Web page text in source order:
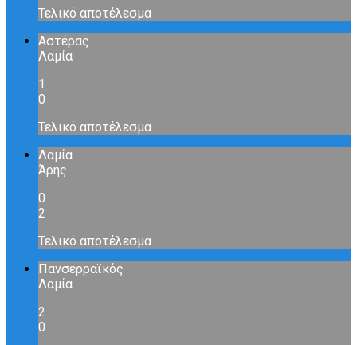
Τελικό αποτέλεσμα
Αστέρας
Λαμία
1
0
Τελικό αποτέλεσμα
Λαμία
Άρης
0
2
Τελικό αποτέλεσμα
Πανσερραϊκός
Λαμία
2
0